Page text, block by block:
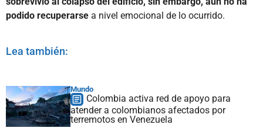
podido recuperarse a nivel emocional de lo ocurrido.
Lea también:
Mundo
Colombia activa red de apoyo para
atender a colombianos afectados por
terremotos en Venezuela